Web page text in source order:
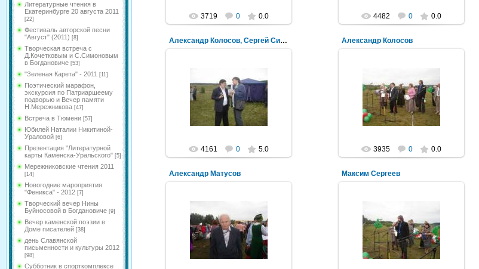
Литературные чтения в
Екатеринбурге 20 августа 2011
[22]
Фестиваль авторской песни
"Август" (2011) [8]
Творческая встреча с
Д.Кочетковым и С.Симоновым
в Богдановиче [53]
"Зеленая Карета" - 2011 [11]
Поэтический марафон,
экскурсия по Патриаршеему
подворью и Вечер памяти
Н.Мережникова [47]
Встреча в Тюмени [57]
Юбилей Наталии Никитиной-
Ураловой [6]
Презентация "Литературной
карты Каменска-Уральского" [5]
Мережниковские чтения 2011
[14]
Новогодние мароприятия
"Феникса" - 2012 [7]
Творческий вечер Нины
Буйносовой в Богдановиче [9]
Вечер каменской поэзии в
Доме писателей [38]
день Славянской
письменности и культуры 2012
[98]
Субботник в спорткомплексе
3719 0 0.0 4482 0 0.0
Александр Колосов, Сергей Симанов
08.08.2011
Mihalych
4161 0 5.0
Александр Колосов
08.08.2011
Mihalych
3935 0 0.0
Александр Матусов
08.08.2011
Mihalych
Максим Сергеев
08.08.2011
Mihalych